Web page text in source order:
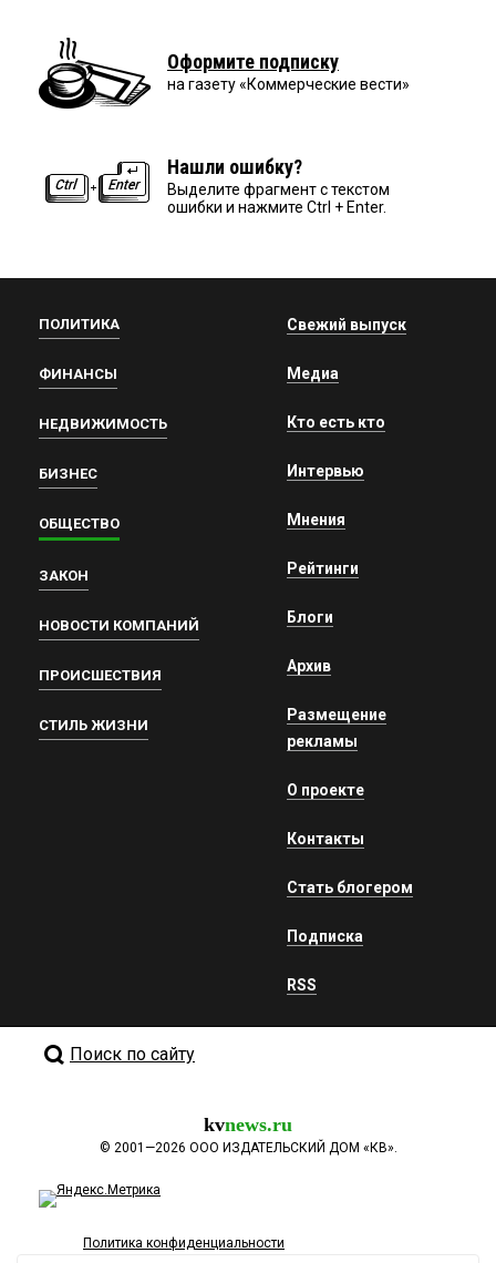
Оформите подписку
на газету «Коммерческие вести»
Нашли ошибку?
Выделите фрагмент с текстом
ошибки и нажмите Ctrl + Enter.
ПОЛИТИКА
ФИНАНСЫ
НЕДВИЖИМОСТЬ
БИЗНЕС
ОБЩЕСТВО
ЗАКОН
НОВОСТИ КОМПАНИЙ
ПРОИСШЕСТВИЯ
СТИЛЬ ЖИЗНИ
Свежий выпуск
Медиа
Кто есть кто
Интервью
Мнения
Рейтинги
Блоги
Архив
Размещение
рекламы
О проекте
Контакты
Стать блогером
Подписка
RSS
Поиск по сайту
kvnews.ru
© 2001—2026 ООО ИЗДАТЕЛЬСКИЙ ДОМ «КВ».
Политика конфиденциальности